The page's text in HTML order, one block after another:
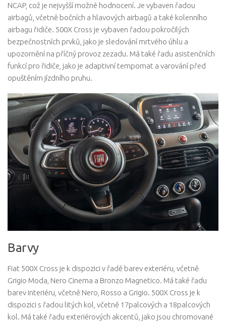
NCAP, což je nejvyšší možné hodnocení. Je vybaven řadou
airbagů, včetně bočních a hlavových airbagů a také kolenního
airbagu řidiče. 500X Cross je vybaven řadou pokročilých
bezpečnostních prvků, jako je sledování mrtvého úhlu a
upozornění na příčný provoz zezadu. Má také řadu asistenčních
funkcí pro řidiče, jako je adaptivní tempomat a varování před
opuštěním jízdního pruhu.
Barvy
Fiat 500X Cross je k dispozici v řadě barev exteriéru, včetně
Grigio Moda, Nero Cinema a Bronzo Magnetico. Má také řadu
barev interiéru, včetně Nero, Rosso a Grigio. 500X Cross je k
dispozici s řadou litých kol, včetně 17palcových a 18palcových
kol. Má také řadu exteriérových akcentů, jako jsou chromované